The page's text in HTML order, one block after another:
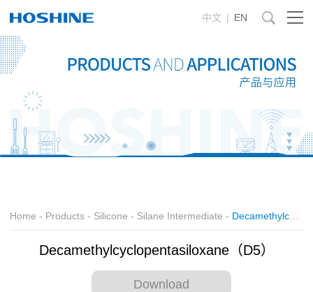
中文 | EN
Home - Products- Silicone - Silane Intermediate - Decamethylcyclopentasiloxane（D5）
Decamethylcyclopentasiloxane（D5）
Download